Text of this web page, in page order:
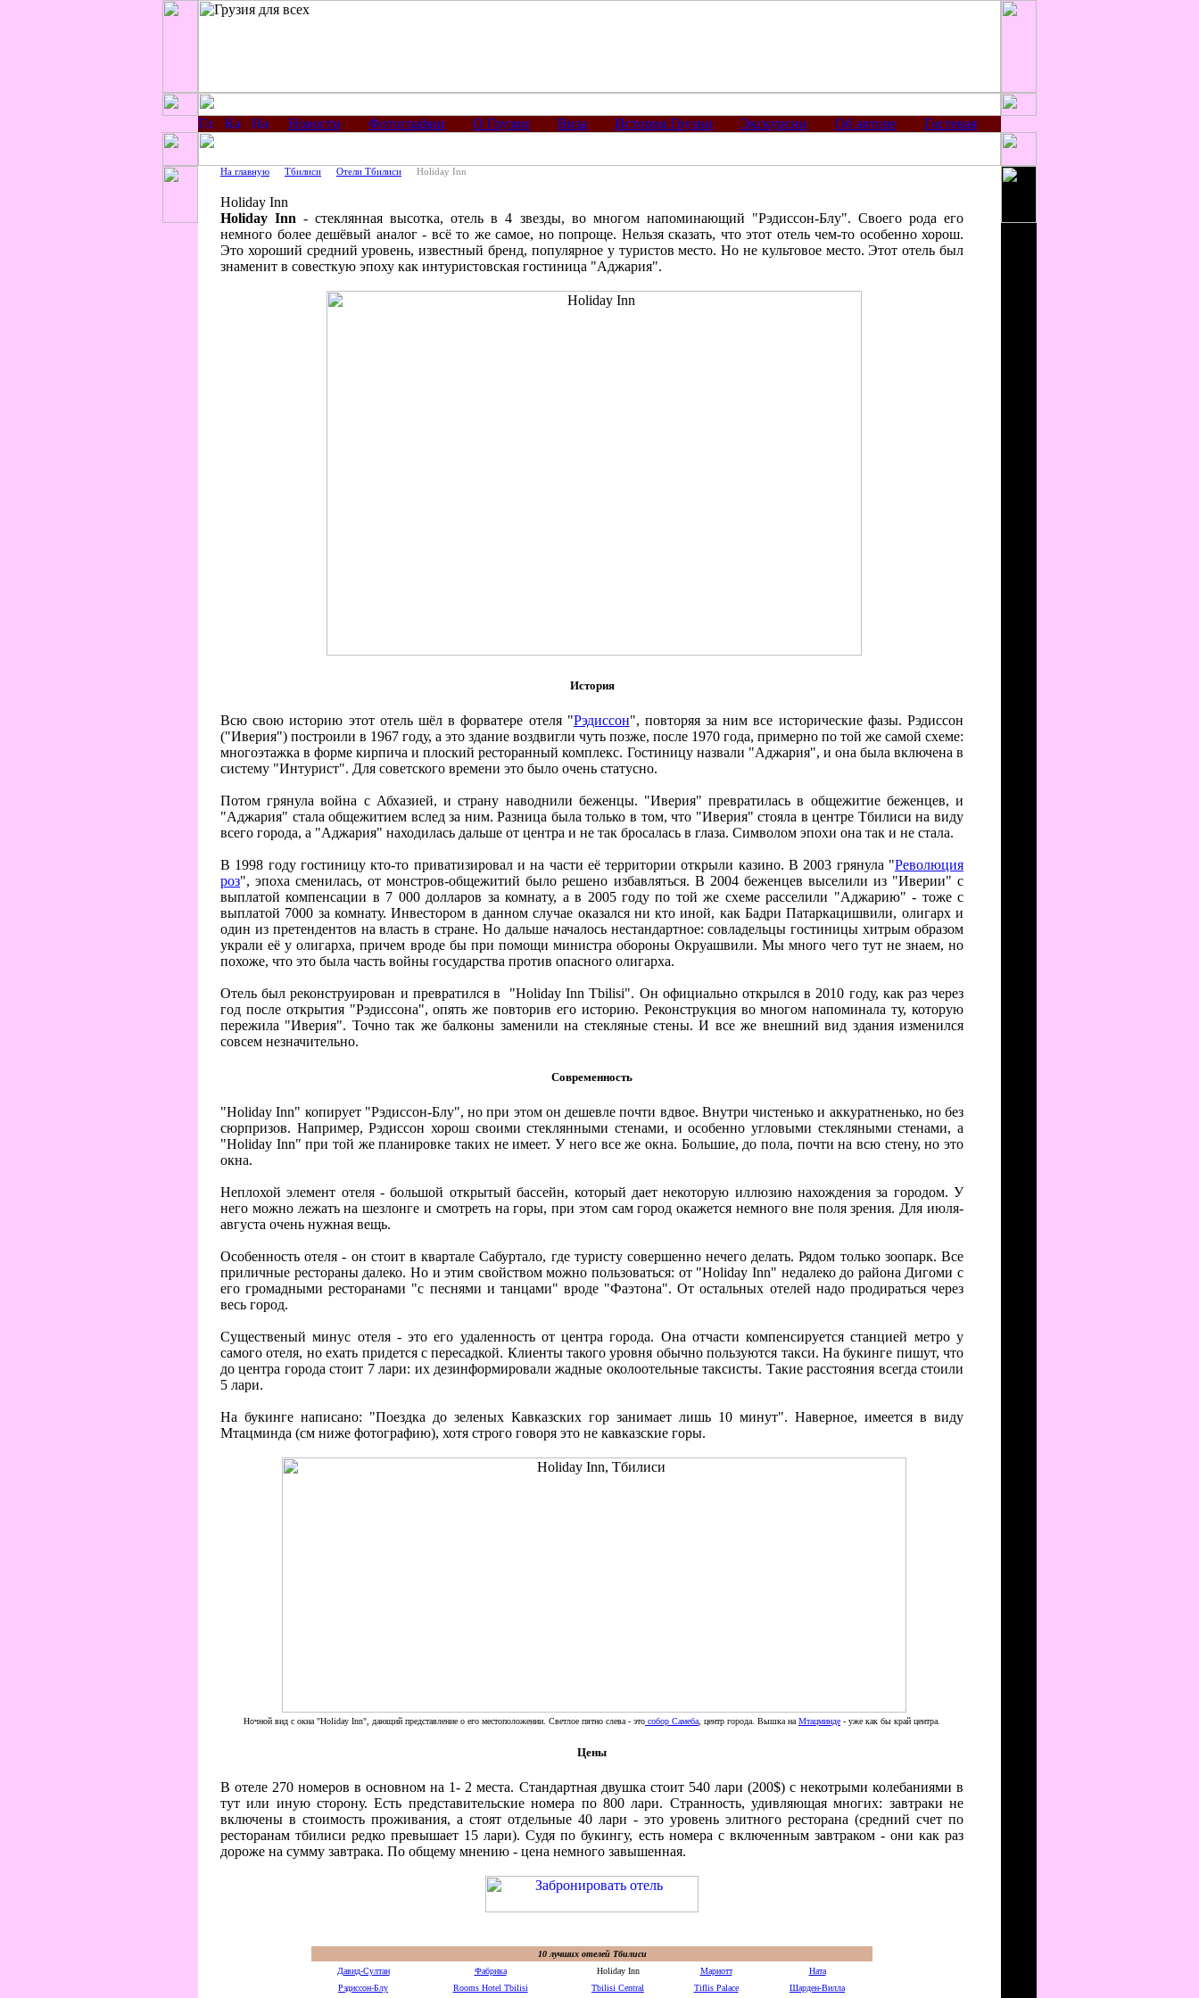
Новости Фотографии О Грузии Виза История Грузии Экскурсии Об авторе Гостевая
На главную Тбилиси Отели Тбилиси Holiday Inn
Holiday Inn
Holiday Inn - стеклянная высотка, отель в 4 звезды, во многом напоминающий "Рэдиссон-Блу". Своего рода его
немного более дешёвый аналог - всё то же самое, но попроще. Нельзя сказать, что этот отель чем-то особенно хорош.
Это хороший средний уровень, известный бренд, популярное у туристов место. Но не культовое место. Этот отель был
знаменит в совесткую эпоху как интуристовская гостиница "Аджария".
История
Всю свою историю этот отель шёл в форватере отеля "Рэдиссон", повторяя за ним все исторические фазы. Рэдиссон
("Иверия") построили в 1967 году, а это здание воздвигли чуть позже, после 1970 года, примерно по той же самой схеме:
многоэтажка в форме кирпича и плоский ресторанный комплекс. Гостиницу назвали "Аджария", и она была включена в
систему "Интурист". Для советского времени это было очень статусно.
Потом грянула война с Абхазией, и страну наводнили беженцы. "Иверия" превратилась в общежитие беженцев, и
"Аджария" стала общежитием вслед за ним. Разница была только в том, что "Иверия" стояла в центре Тбилиси на виду
всего города, а "Аджария" находилась дальше от центра и не так бросалась в глаза. Символом эпохи она так и не стала.
В 1998 году гостиницу кто-то приватизировал и на части её территории открыли казино. В 2003 грянула "Революция
роз", эпоха сменилась, от монстров-общежитий было решено избавляться. В 2004 беженцев выселили из "Иверии" с
выплатой компенсации в 7 000 долларов за комнату, а в 2005 году по той же схеме расселили "Аджарию" - тоже с
выплатой 7000 за комнату. Инвестором в данном случае оказался ни кто иной, как Бадри Патаркацишвили, олигарх и
один из претендентов на власть в стране. Но дальше началось нестандартное: совладельцы гостиницы хитрым образом
украли её у олигарха, причем вроде бы при помощи министра обороны Окруашвили. Мы много чего тут не знаем, но
похоже, что это была часть войны государства против опасного олигарха.
Отель был реконструирован и превратился в "Holiday Inn Tbilisi". Он официально открылся в 2010 году, как раз через
год после открытия "Рэдиссона", опять же повторив его историю. Реконструкция во многом напоминала ту, которую
пережила "Иверия". Точно так же балконы заменили на стекляные стены. И все же внешний вид здания изменился
совсем незначительно.
Современность
"Holiday Inn" копирует "Рэдиссон-Блу", но при этом он дешевле почти вдвое. Внутри чистенько и аккуратненько, но без
сюрпризов. Например, Рэдиссон хорош своими стеклянными стенами, и особенно угловыми стекляными стенами, а
"Holiday Inn" при той же планировке таких не имеет. У него все же окна. Большие, до пола, почти на всю стену, но это
окна.
Неплохой элемент отеля - большой открытый бассейн, который дает некоторую иллюзию нахождения за городом. У
него можно лежать на шезлонге и смотреть на горы, при этом сам город окажется немного вне поля зрения. Для июля-
августа очень нужная вещь.
Особенность отеля - он стоит в квартале Сабуртало, где туристу совершенно нечего делать. Рядом только зоопарк. Все
приличные рестораны далеко. Но и этим свойством можно пользоваться: от "Holiday Inn" недалеко до района Дигоми с
его громадными ресторанами "с песнями и танцами" вроде "Фаэтона". От остальных отелей надо продираться через
весь город.
Существеный минус отеля - это его удаленность от центра города. Она отчасти компенсируется станцией метро у
самого отеля, но ехать придется с пересадкой. Клиенты такого уровня обычно пользуются такси. На букинге пишут, что
до центра города стоит 7 лари: их дезинформировали жадные околоотельные таксисты. Такие расстояния всегда стоили
5 лари.
На букинге написано: "Поездка до зеленых Кавказских гор занимает лишь 10 минут". Наверное, имеется в виду
Мтацминда (см ниже фотографию), хотя строго говоря это не кавказские горы.
Ночной вид с окна "Holiday Inn", дающий представление о его местоположении. Светлое пятно слева - это собор Самеба , центр города. Вышка на Мтацминде - уже как бы край центра.
Цены
В отеле 270 номеров в основном на 1- 2 места. Стандартная двушка стоит 540 лари (200$) с некотрыми колебаниями в
тут или иную сторону. Есть представительские номера по 800 лари. Странность, удивляющая многих: завтраки не
включены в стоимость проживания, а стоят отдельные 40 лари - это уровень элитного ресторана (средний счет по
ресторанам тбилиси редко превышает 15 лари). Судя по букингу, есть номера с включенным завтраком - они как раз
дороже на сумму завтрака. По общему мнению - цена немного завышенная.
10 лучших отелей Тбилиси
Давид-Султан
Фабрика Holiday Inn Мариотт
Ната
Рэдиссон-Блу
Rooms Hotel Tbilisi Tbilisi Central Tiflis Palace Шарден-Вилла